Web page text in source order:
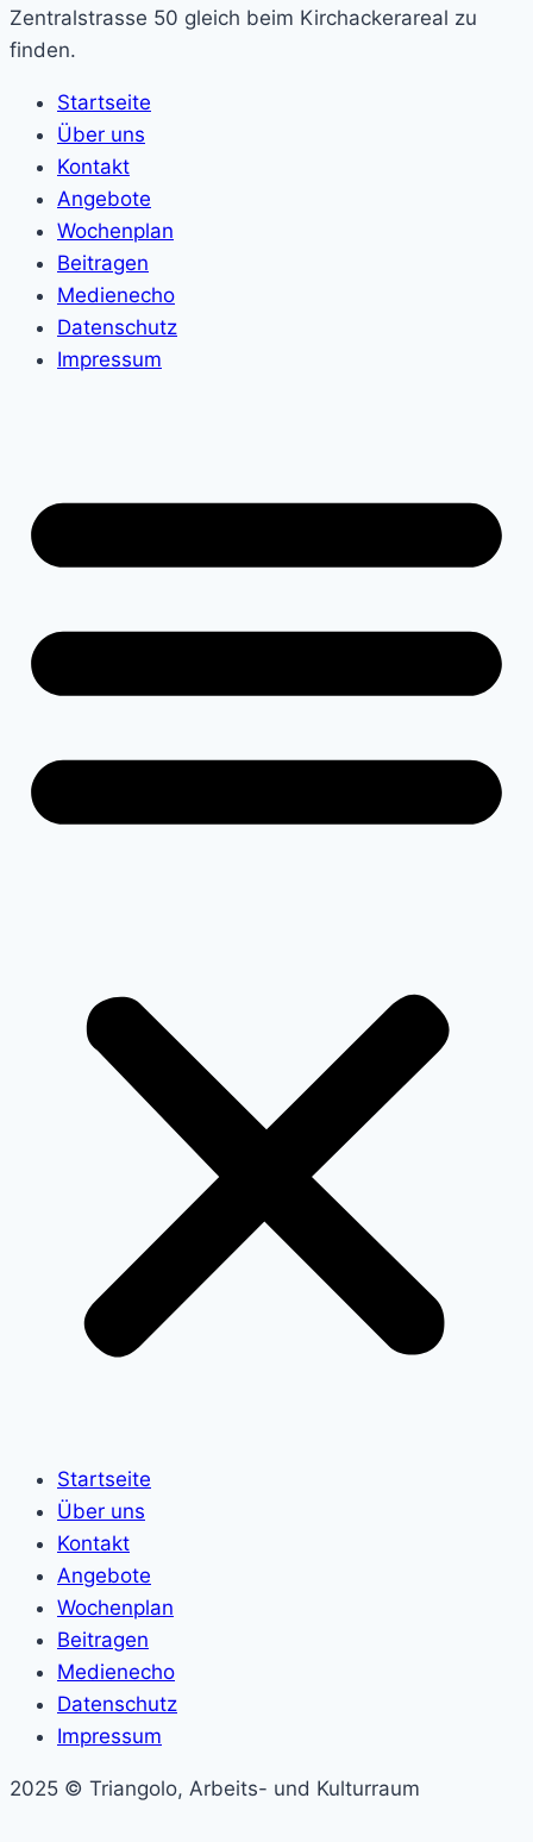
Zentralstrasse 50 gleich beim Kirchackerareal zu
finden.
Startseite
Über uns
Kontakt
Angebote
Wochenplan
Beitragen
Medienecho
Datenschutz
Impressum
Startseite
Über uns
Kontakt
Angebote
Wochenplan
Beitragen
Medienecho
Datenschutz
Impressum
2025 © Triangolo, Arbeits- und Kulturraum